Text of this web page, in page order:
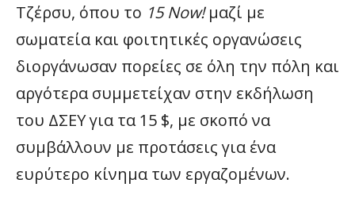
Τζέρσυ, όπου το 15 Now!μαζί με
σωματεία και φοιτητικές οργανώσεις
διοργάνωσαν πορείες σε όλη την πόλη και
αργότερα συμμετείχαν στην εκδήλωση
του ΔΣΕΥ για τα 15 $, με σκοπό να
συμβάλλουν με προτάσεις για ένα
ευρύτερο κίνημα των εργαζομένων.